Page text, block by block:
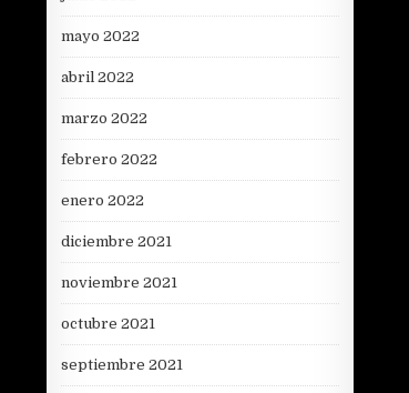
mayo 2022
abril 2022
marzo 2022
febrero 2022
enero 2022
diciembre 2021
noviembre 2021
octubre 2021
septiembre 2021